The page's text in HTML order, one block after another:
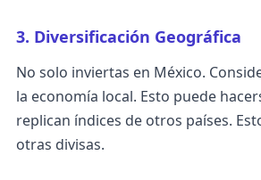
3. Diversificación Geográfica
No solo inviertas en México.
la economía local. Esto puede
replican índices de otros países.
otras divisas.